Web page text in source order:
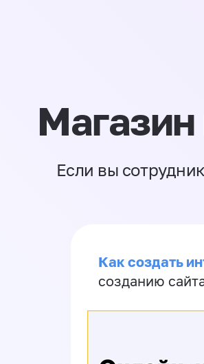
Магазин
Если вы
Как создать
созданию